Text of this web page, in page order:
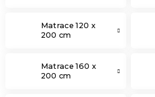
Matrace 120 x
200 cm
Matrace 160 x
200 cm